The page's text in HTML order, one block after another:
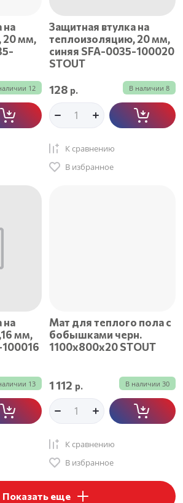
на
20 мм,
12
Защитная втулка на
теплоизоляцию, 20 мм,
синяя SFA-0035-100020
STOUT
В наличии 8
128 р.
К сравнению
В избранное
на
мм,
13
Мат для теплого пола с
бобышками черн.
1100х800х20 STOUT
В наличии 30
1 112 р.
К сравнению
В избранное
Показать еще